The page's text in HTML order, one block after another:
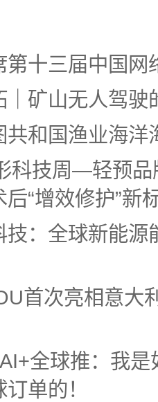
第十三届中国
｜矿山无人驾驶
共和国渔业海
科技周—轻预品
“增效修护”新
技：全球新能
首次亮相意大
全球推：我
单的！